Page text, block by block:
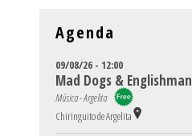
Agenda
09/08/26 - 12:00
Mad Dogs & Englishman
Música - Argelita
Chiringuito de Argelita